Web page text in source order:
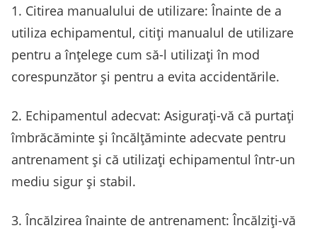
1. Citirea manualului de utilizare: Înainte de a
utiliza echipamentul, citiți manualul de utilizare
pentru a înțelege cum să-l utilizați în mod
corespunzător și pentru a evita accidentările.
2. Echipamentul adecvat: Asigurați-vă că purtați
îmbrăcăminte și încălțăminte adecvate pentru
antrenament și că utilizați echipamentul într-un
mediu sigur și stabil.
3. Încălzirea înainte de antrenament: Încălziți-vă